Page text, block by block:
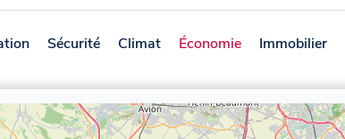
Sécurité Climat Économie Immobilier